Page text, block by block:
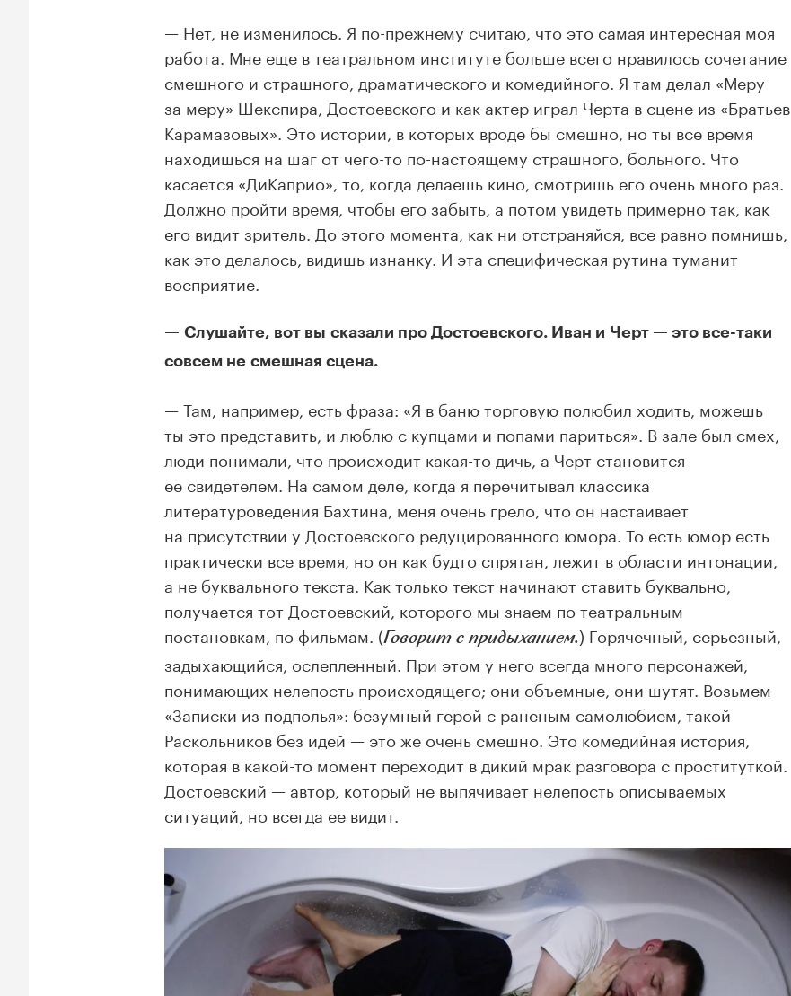
— Нет, не изменилось. Я по-прежнему считаю, что это самая интересная моя
работа. Мне еще в театральном институте больше всего нравилось сочетание
смешного и страшного, драматического и комедийного. Я там делал «Меру
за меру» Шекспира, Достоевского и как актер играл Черта в сцене из «Братьев
Карамазовых». Это истории, в которых вроде бы смешно, но ты все время
находишься на шаг от чего-то по-настоящему страшного, больного. Что
касается «ДиКаприо», то, когда делаешь кино, смотришь его очень много раз.
Должно пройти время, чтобы его забыть, а потом увидеть примерно так, как
его видит зритель. До этого момента, как ни отстраняйся, все равно помнишь,
как это делалось, видишь изнанку. И эта специфическая рутина туманит
восприятие.
— Слушайте, вот вы сказали про Достоевского. Иван и Черт — это все-таки
совсем не смешная сцена.
— Там, например, есть фраза: «Я в баню торговую полюбил ходить, можешь
ты это представить, и люблю с купцами и попами париться». В зале был смех,
люди понимали, что происходит какая-то дичь, а Черт становится
ее свидетелем. На самом деле, когда я перечитывал классика
литературоведения Бахтина, меня очень грело, что он настаивает
на присутствии у Достоевского редуцированного юмора. То есть юмор есть
практически все время, но он как будто спрятан, лежит в области интонации,
а не буквального текста. Как только текст начинают ставить буквально,
получается тот Достоевский, которого мы знаем по театральным
постановкам, по фильмам. (Говорит с придыханием.) Горячечный, серьезный,
задыхающийся, ослепленный. При этом у него всегда много персонажей,
понимающих нелепость происходящего; они объемные, они шутят. Возьмем
«Записки из подполья»: безумный герой с раненым самолюбием, такой
Раскольников без идей — это же очень смешно. Это комедийная история,
которая в какой-то момент переходит в дикий мрак разговора с проституткой.
Достоевский — автор, который не выпячивает нелепость описываемых
ситуаций, но всегда ее видит.